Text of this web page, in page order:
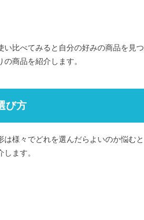
比べてみると自分の好みの商品を見つ
商品を紹介します。
び方
様々でどれを選んだらよいのか悩むと
ます。